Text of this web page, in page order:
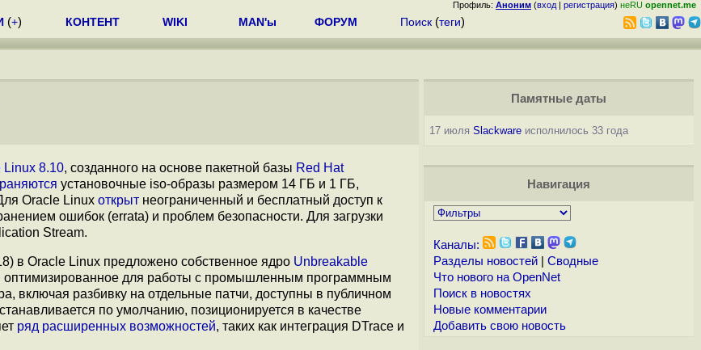
Профиль: Аноним (вход | регистрация) неRU opennet.me
(+) КОНТЕНТ WIKI MAN'ы ФОРУМ Поиск (теги)
Linux 8.10, созданного на основе пакетной базы Red Hat
установочные iso-образы размером 14 ГБ и 1 ГБ,
Oracle Linux открыт неограниченный и бесплатный доступ к
ошибок (errata) и проблем безопасности. Для загрузки
Stream.
в Oracle Linux предложено собственное ядро Unbreakable
оптимизированное для работы с промышленным программным
включая разбивку на отдельные патчи, доступны в публичном
по умолчанию, позиционируется в качестве
ряд расширенных возможностей, таких как интеграция DTrace и
Памятные даты
17 июля Slackwareисполнилось 33 года
Навигация
Каналы:
Разделы новостей| Сводные
Что нового на OpenNet
Поиск в новостях
Новые комментарии
Добавить свою новость